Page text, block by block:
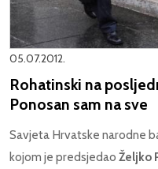
05.07.2012.
Rohatinski na
Ponosan sam na sve
Savjeta Hrvatske narodne
kojom je predsjedao Željko